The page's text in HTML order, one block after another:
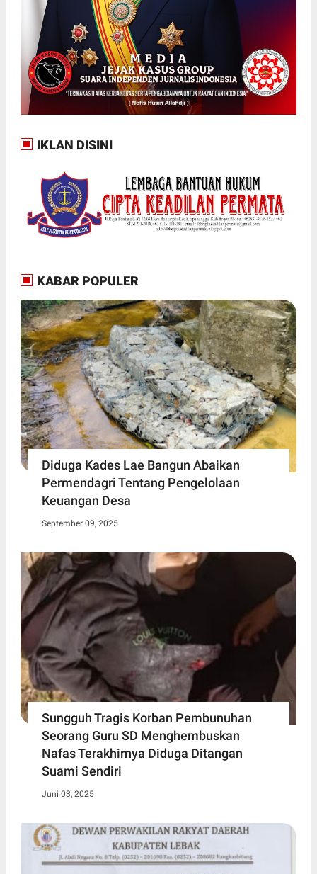
IKLAN DISINI
KABAR POPULER
Diduga Kades Lae Bangun Abaikan
Permendagri Tentang Pengelolaan
Keuangan Desa
September 09, 2025
Sungguh Tragis Korban Pembunuhan
Seorang Guru SD Menghembuskan
Nafas Terakhirnya Diduga Ditangan
Suami Sendiri
Juni 03, 2025